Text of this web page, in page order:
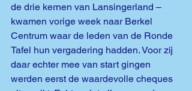
de drie kernen van Lansingerland –
kwamen vorige week naar Berkel
Centrum waar de leden van de Ronde
Tafel hun vergadering hadden. Voor zij
daar echter mee van start gingen
werden eerst de waardevolle cheques